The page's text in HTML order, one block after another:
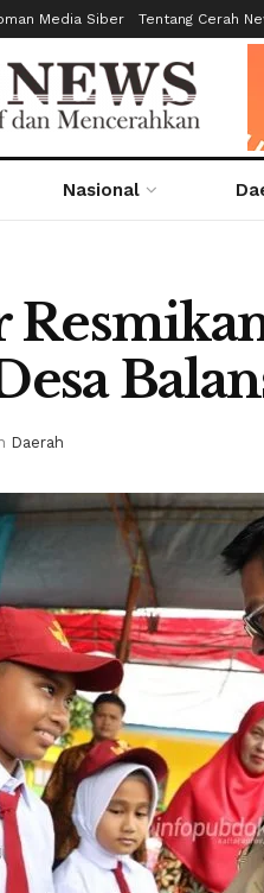
Media Siber Tentang Cerah
Nasional
Daerah